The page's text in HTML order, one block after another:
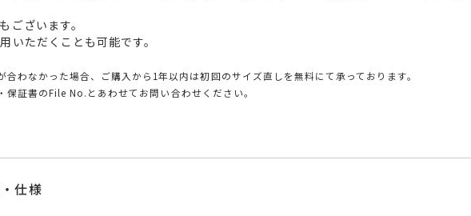
もございます。
いただくことも可能です。
合わなかった場合、ご購入から1年以内は初回のサイズ直しを無料にて承っております。
保証書のFile No.とあわせてお問い合わせください。
仕様